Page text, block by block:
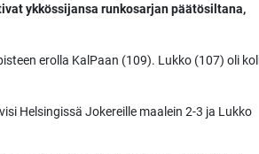
ykkössijansa runkosarjan päätösiltana,
erolla KalPaan (109). Lukko (107) oli
Helsingissä Jokereille maalein 2-3 ja Lukko